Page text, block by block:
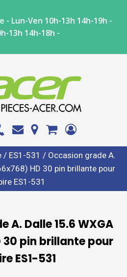
Lun-Ven 10h-13h 14h-19h -
13h 14h-18h -
/ ES1-531 / Occasion grade A.
HD 30 pin brillante pour
ES1-531
A. Dalle 15.6 WXGA
30 pin brillante pour
ES1-531